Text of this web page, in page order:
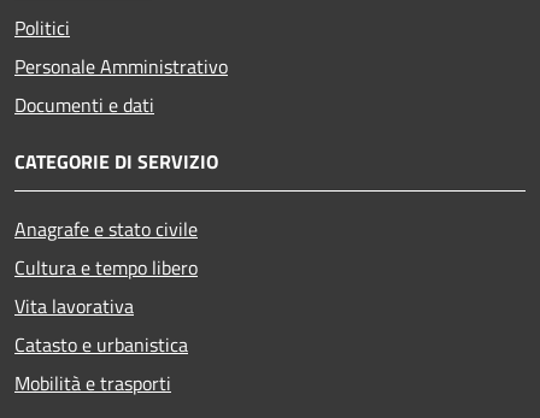
Politici
Personale Amministrativo
Documenti e dati
CATEGORIE DI SERVIZIO
Anagrafe e stato civile
Cultura e tempo libero
Vita lavorativa
Catasto e urbanistica
Mobilità e trasporti